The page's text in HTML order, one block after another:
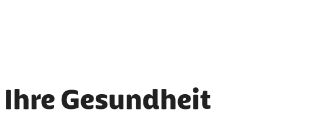
Gesundheit